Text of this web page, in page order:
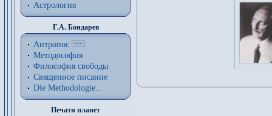
Астрология
Г.А. Бондарев
Антропос
Методософия
Философия cвободы
Священное писание
Die Methodologie...
Печати планет